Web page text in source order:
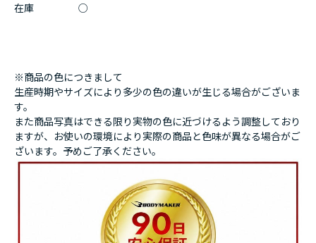
在庫 ○
※商品の色につきまして
生産時期やサイズにより多少の色の違いが生じる場合がございま
す。
また商品写真はできる限り実物の色に近づけるよう調整しており
ますが、お使いの環境により実際の商品と色味が異なる場合がご
ざいます。予めご了承ください。